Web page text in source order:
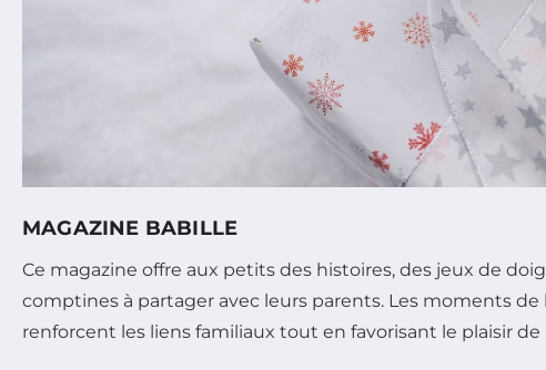
MAGAZINE BABILLE
Ce magazine offre aux petits des histoires, des jeux de
comptines à partager avec leurs parents. Les moments
renforcent les liens familiaux tout en favorisant le plaisir de